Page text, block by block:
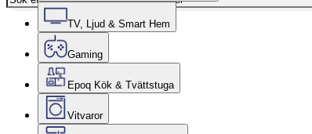
TV, Ljud & Smart Hem
Gaming
Epoq Kök & Tvättstuga
Vitvaror